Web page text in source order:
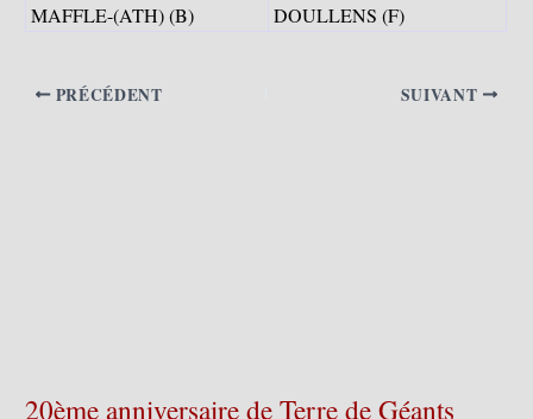
MAFFLE-(ATH) (B)
DOULLENS (F)
PRÉCÉDENT SUIVANT
20ème anniversaire de Terre de Géants